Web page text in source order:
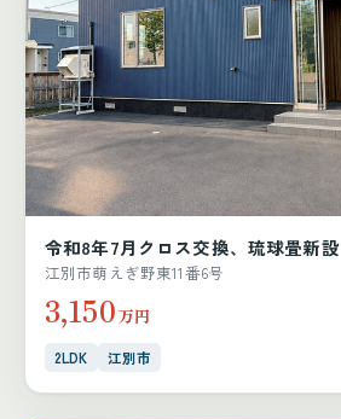
令和8年7月クロス交換、琉球畳新設
江別市萌えぎ野東11番6号
3,150万円
2LDK 江別市